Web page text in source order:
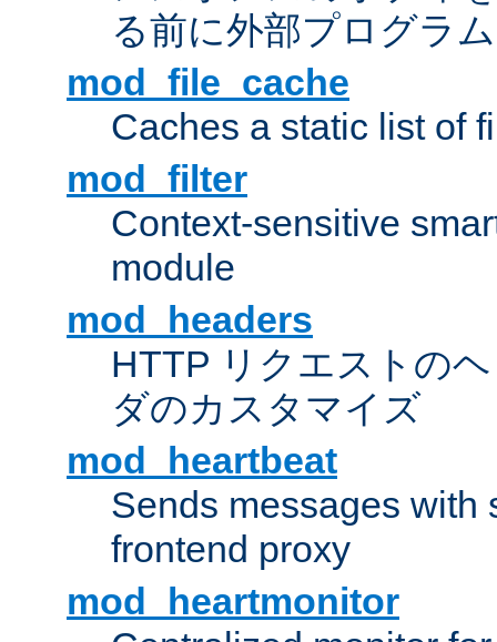
る前に外部プログラ
mod_file_cache
Caches a static list of
mod_filter
Context-sensitive
module
mod_headers
HTTP リクエストの
ダのカスタマイズ
mod_heartbeat
Sends messages with
frontend proxy
mod_heartmonitor